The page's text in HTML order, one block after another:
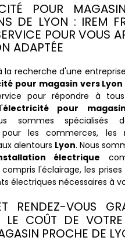
POUR
DE LYON : IREM
POUR VOUS
ADAPTÉE
la recherche d'une
pour magasin vers Lyon
pour répondre à
électricité pour
sommes spécialisés
pour les commerces, les
alentours Lyon. Nous
électrique
l'éclairage, les
électriques nécessaires à
RENDEZ-VOUS
LE COÛT DE VOTRE
PROCHE DE